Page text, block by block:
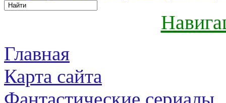
Главная
Карта сайта
Фантастические сериалы